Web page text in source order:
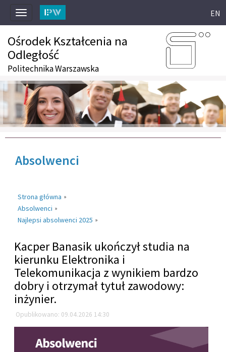
Toggle
navigation
EN
Ośrodek Kształcenia na
Odległość
Politechnika Warszawska
Absolwenci
Strona główna »
Absolwenci »
Najlepsi absolwenci 2025 »
Kacper Banasik ukończył studia na
kierunku Elektronika i
Telekomunikacja z wynikiem bardzo
dobry i otrzymał tytuł zawodowy:
inżynier.
Opublikowano: 09.04.2026 14:30